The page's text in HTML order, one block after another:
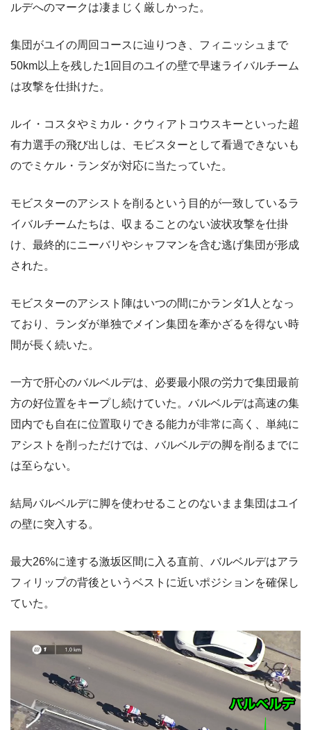
ルデへのマークは凄まじく厳しかった。
集団がユイの周回コースに辿りつき、フィニッシュまで
50km以上を残した1回目のユイの壁で早速ライバルチーム
は攻撃を仕掛けた。
ルイ・コスタやミカル・クウィアトコウスキーといった超
有力選手の飛び出しは、モビスターとして看過できないも
のでミケル・ランダが対応に当たっていた。
モビスターのアシストを削るという目的が一致しているラ
イバルチームたちは、収まることのない波状攻撃を仕掛
け、最終的にニーバリやシャフマンを含む逃げ集団が形成
された。
モビスターのアシスト陣はいつの間にかランダ1人となっ
ており、ランダが単独でメイン集団を牽かざるを得ない時
間が長く続いた。
一方で肝心のバルベルデは、必要最小限の労力で集団最前
方の好位置をキープし続けていた。バルベルデは高速の集
団内でも自在に位置取りできる能力が非常に高く、単純に
アシストを削っただけでは、バルベルデの脚を削るまでに
は至らない。
結局バルベルデに脚を使わせることのないまま集団はユイ
の壁に突入する。
最大26%に達する激坂区間に入る直前、バルベルデはアラ
フィリップの背後というベストに近いポジションを確保し
ていた。